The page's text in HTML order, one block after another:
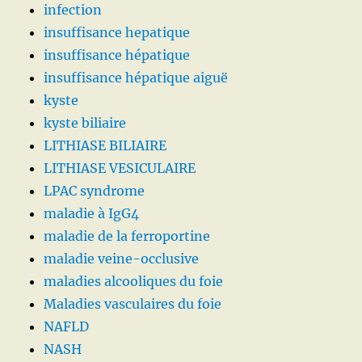
infection
insuffisance hepatique
insuffisance hépatique
insuffisance hépatique aiguë
kyste
kyste biliaire
LITHIASE BILIAIRE
LITHIASE VESICULAIRE
LPAC syndrome
maladie à IgG4
maladie de la ferroportine
maladie veine-occlusive
maladies alcooliques du foie
Maladies vasculaires du foie
NAFLD
NASH